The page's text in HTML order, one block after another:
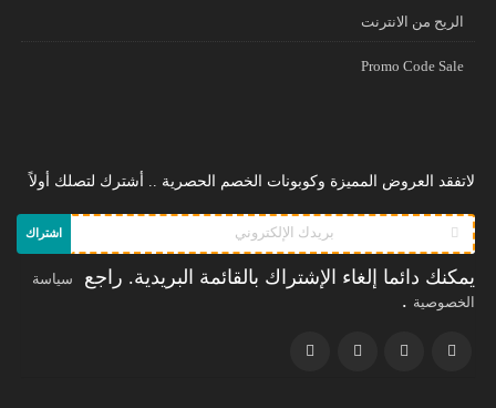
الريح من الانترنت
Promo Code Sale
لاتفقد العروض المميزة وكوبونات الخصم الحصرية .. أشترك لتصلك أولاً
اشتراك
يمكنك دائما إلغاء الإشتراك بالقائمة البريدية. راجع
سياسة
الخصوصية .